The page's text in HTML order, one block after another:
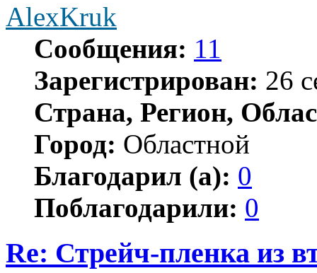
AlexKruk
Сообщения: 11
Зарегистрирован: 26
Страна, Регион,
Город: Областной
Благодарил (а): 0
Поблагодарили: 0
Re: Стрейч-пленка из